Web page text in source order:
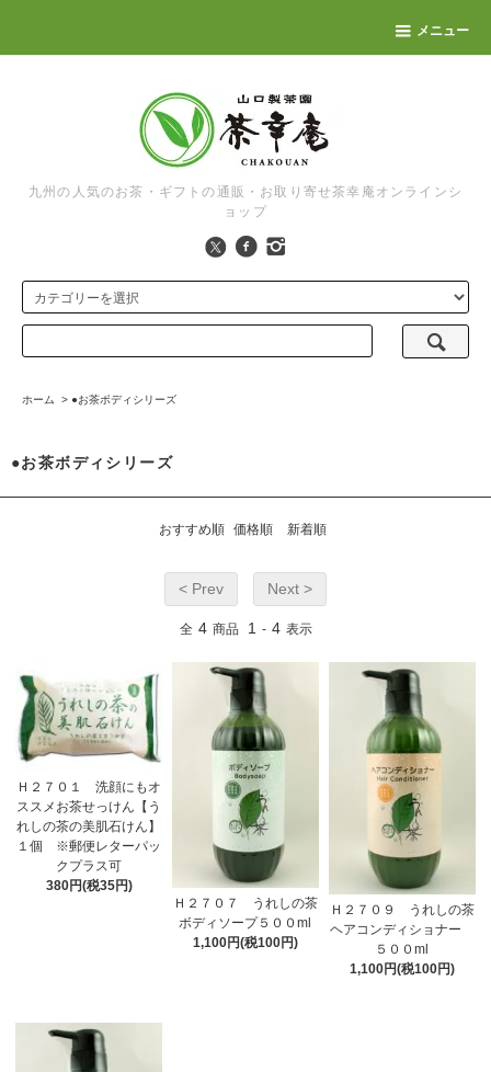
メニュー
九州の人気のお茶・ギフトの通販・お取り寄せ茶幸庵オンラインシ
ョップ
ホーム > ●お茶ボディシリーズ
●お茶ボディシリーズ
おすすめ順 価格順 新着順
< Prev Next >
全 4 商品 1 - 4 表示
Ｈ２７０１ 洗顔にもオ
ススメお茶せっけん【う
れしの茶の美肌石けん】
１個 ※郵便レターパッ
クプラス可
380円(税35円)
Ｈ２７０７ うれしの茶
ボディソープ５００ml
1,100円(税100円)
Ｈ２７０９ うれしの茶
ヘアコンディショナー
５００ml
1,100円(税100円)